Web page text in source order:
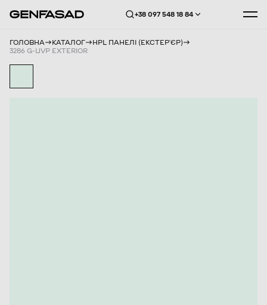
+38 097 548 18 84
ГОЛОВНА КАТАЛОГ
HPL ПАНЕЛІ (ЕКСТЕРʼЄР)
3286 G-UVP EXTERIOR